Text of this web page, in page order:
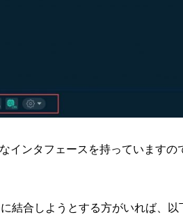
インタフェースを持っていますの
結合しようとする方がいれば、